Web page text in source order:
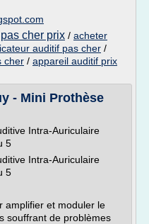
cher prix / acheter
auditif pas cher /
cher / appareil auditif prix
- Mini Prothèse
Intra-Auriculaire
5
Intra-Auriculaire
5
amplifier et moduler le
souffrant de problèmes